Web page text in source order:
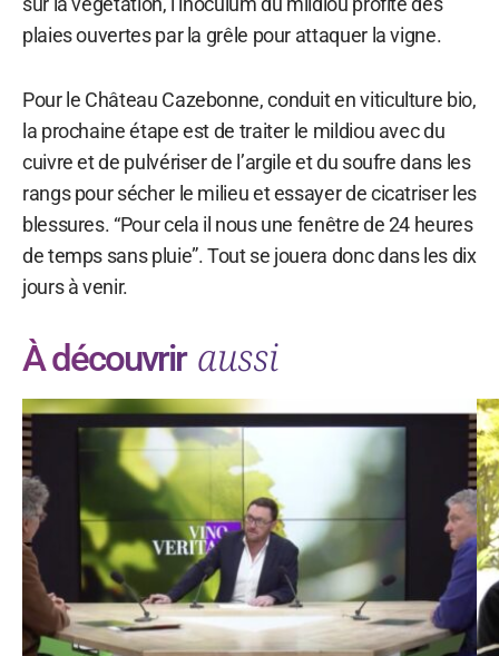
plaies ouvertes par la grêle pour attaquer la vigne.
Pour le Château Cazebonne, conduit en viticulture bio,
la prochaine étape est de traiter le mildiou avec du
cuivre et de pulvériser de l’argile et du soufre dans les
rangs pour sécher le milieu et essayer de cicatriser les
blessures. “Pour cela il nous une fenêtre de 24 heures
de temps sans pluie”. Tout se jouera donc dans les dix
jours à venir.
À découvrir aussi